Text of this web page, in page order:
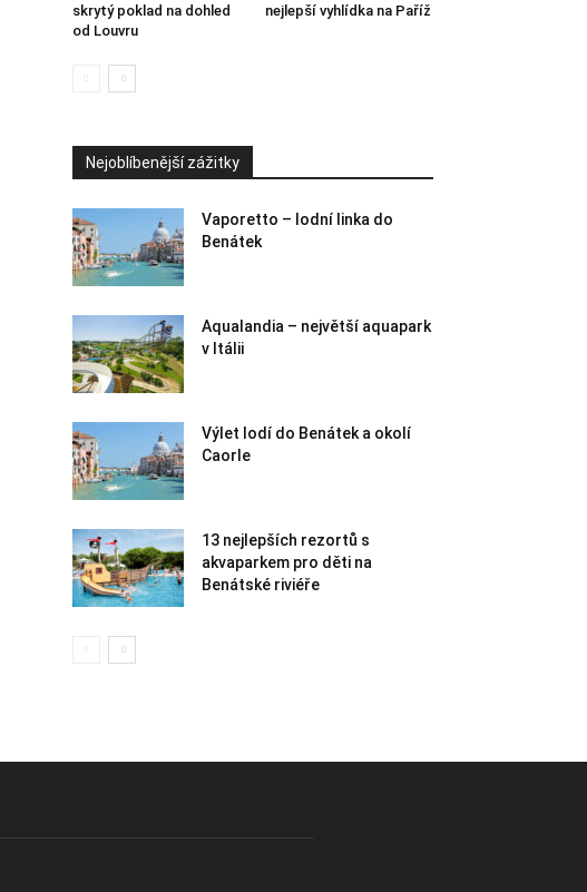
skrytý poklad na dohled
od Louvru
nejlepší vyhlídka na Paříž
Nejoblíbenější zážitky
Vaporetto – lodní linka do
Benátek
Aqualandia – největší aquapark
v Itálii
Výlet lodí do Benátek a okolí
Caorle
13 nejlepších rezortů s
akvaparkem pro děti na
Benátské riviéře